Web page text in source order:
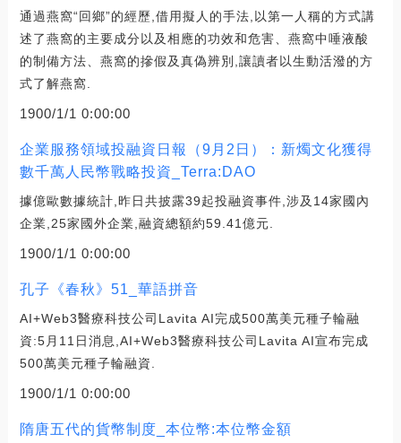
通過燕窩“回鄉”的經歷,借用擬人的手法,以第一人稱的方式講
述了燕窩的主要成分以及相應的功效和危害、燕窩中唾液酸
的制備方法、燕窩的摻假及真偽辨別,讓讀者以生動活潑的方
式了解燕窩.
1900/1/1 0:00:00
企業服務領域投融資日報（9月2日）：新燭文化獲得
數千萬人民幣戰略投資_Terra:DAO
據億歐數據統計,昨日共披露39起投融資事件,涉及14家國內
企業,25家國外企業,融資總額約59.41億元.
1900/1/1 0:00:00
孔子《春秋》51_華語拼音
AI+Web3醫療科技公司Lavita AI完成500萬美元種子輪融
資:5月11日消息,AI+Web3醫療科技公司Lavita AI宣布完成
500萬美元種子輪融資.
1900/1/1 0:00:00
隋唐五代的貨幣制度_本位幣:本位幣金額